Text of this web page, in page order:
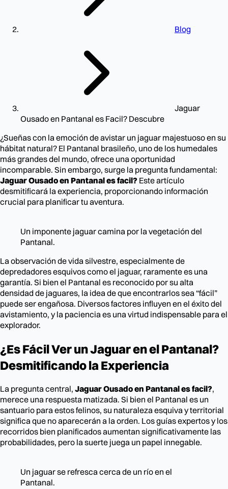
Blog
Jaguar
Ousado en Pantanal es Facil? Descubre
¿Sueñas con la emoción de avistar un jaguar majestuoso en su
hábitat natural? El Pantanal brasileño, uno de los humedales
más grandes del mundo, ofrece una oportunidad
incomparable. Sin embargo, surge la pregunta fundamental:
Jaguar Ousado en Pantanal es facil? Este artículo
desmitificará la experiencia, proporcionando información
crucial para planificar tu aventura.
Un imponente jaguar camina por la vegetación del
Pantanal.
La observación de vida silvestre, especialmente de
depredadores esquivos como el jaguar, raramente es una
garantía. Si bien el Pantanal es reconocido por su alta
densidad de jaguares, la idea de que encontrarlos sea “fácil”
puede ser engañosa. Diversos factores influyen en el éxito del
avistamiento, y la paciencia es una virtud indispensable para el
explorador.
¿Es Fácil Ver un Jaguar en el Pantanal?
Desmitificando la Experiencia
La pregunta central, Jaguar Ousado en Pantanal es facil?,
merece una respuesta matizada. Si bien el Pantanal es un
santuario para estos felinos, su naturaleza esquiva y territorial
significa que no aparecerán a la orden. Los guías expertos y los
recorridos bien planificados aumentan significativamente las
probabilidades, pero la suerte juega un papel innegable.
Un jaguar se refresca cerca de un río en el
Pantanal.